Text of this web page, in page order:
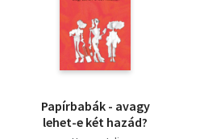
Papírbabák - avagy
lehet-e két hazád?